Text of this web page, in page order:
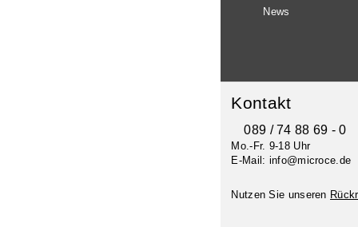
News
Kontakt
089 / 74 88 69 - 0
Mo.-Fr. 9-18 Uhr
E-Mail: info@microce.de
Nutzen Sie unseren